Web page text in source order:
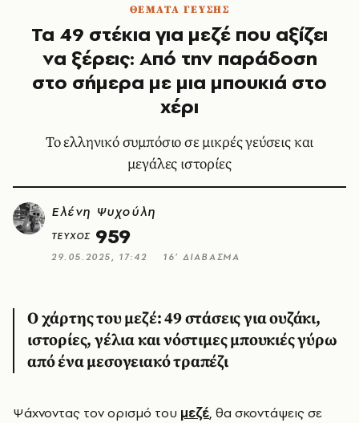
ΘΕΜΑΤΑ ΓΕΥΣΗΣ
Τα 49 στέκια για μεζέ που αξίζει
να ξέρεις: Από την παράδοση
στο σήμερα με μια μπουκιά στο
χέρι
Το ελληνικό συμπόσιο σε μικρές γεύσεις και
μεγάλες ιστορίες
Ελένη Ψυχούλη
ΤΕΥΧΟΣ 959
29.05.2025, 17:42 16’ ΔΙΑΒΑΣΜΑ
Ο χάρτης του μεζέ: 49 στάσεις για ουζάκι,
ιστορίες, γέλια και νόστιμες μπουκιές γύρω
από ένα μεσογειακό τραπέζι
Ψάχνοντας τον ορισμό του μεζέ, θα σκοντάψεις σε